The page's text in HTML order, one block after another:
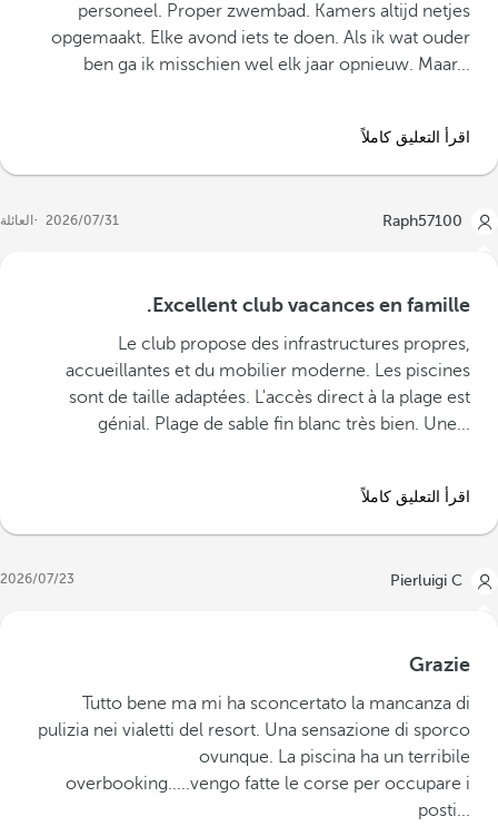
personeel. Proper zwembad. Kamers altijd netjes
opgemaakt. Elke avond iets te doen. Als ik wat ouder
ben ga ik misschien wel elk jaar opnieuw. Maar...‬
اقرأ التعليق كاملاً
Raph57100
31‏/07‏/2026 العائلة
Excellent club vacances en famille.
‪Le club propose des infrastructures propres,
accueillantes et du mobilier moderne. Les piscines
sont de taille adaptées. L'accès direct à la plage est
génial. Plage de sable fin blanc très bien. Une...‬
اقرأ التعليق كاملاً
Pierluigi C
23‏/07‏/2026
Grazie
‪Tutto bene ma mi ha sconcertato la mancanza di
pulizia nei vialetti del resort. Una sensazione di sporco
ovunque. La piscina ha un terribile
overbooking.....vengo fatte le corse per occupare i
posti...‬